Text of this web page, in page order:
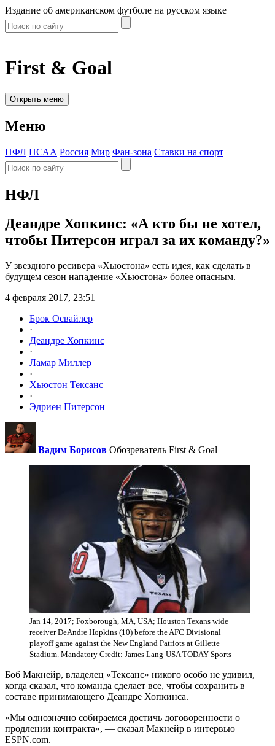
Издание об американском футболе на русском языке
First & Goal
Открыть меню
Меню
НФЛ НСАА Россия Мир Фан-зона Ставки на спорт
НФЛ
Деандре Хопкинс: «А кто бы не хотел,
чтобы Питерсон играл за их команду?»
У звездного ресивера «Хьюстона» есть идея, как сделать в
будущем сезон нападение «Хьюстона» более опасным.
4 февраля 2017, 23:51
Брок Освайлер
·
Деандре Хопкинс
·
Ламар Миллер
·
Хьюстон Тексанс
·
Эдриен Питерсон
Вадим Борисов Обозреватель First & Goal
Jan 14, 2017; Foxborough, MA, USA; Houston Texans wide
receiver DeAndre Hopkins (10) before the AFC Divisional
playoff game against the New England Patriots at Gillette
Stadium. Mandatory Credit: James Lang-USA TODAY Sports
Боб Макнейр, владелец «Тексанс» никого особо не удивил,
когда сказал, что команда сделает все, чтобы сохранить в
составе принимающего Деандре Хопкинса.
«Мы однозначно собираемся достичь договоренности о
продлении контракта», — сказал Макнейр в интервью
ESPN.com.